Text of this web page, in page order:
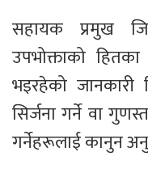
सहायक प्रमुख
उपभोक्ताको
भइरहेको जानकारी
सिर्जना गर्ने वा
गर्नेहरूलाई कानुन